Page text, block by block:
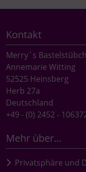
Kontakt
Merry`s
Annemarie Witting
52525 Heinsberg
Herb 27a
Deutschland
+49 - (0) 2452 -
Mehr über...
Privatsphäre und